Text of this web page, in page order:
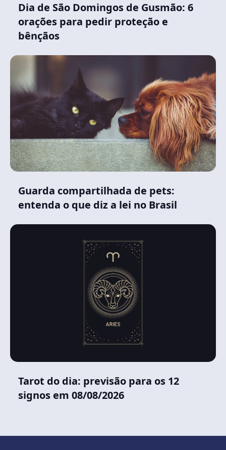
Dia de São Domingos de Gusmão: 6
orações para pedir proteção e
bênçãos
Guarda compartilhada de pets:
entenda o que diz a lei no Brasil
Tarot do dia: previsão para os 12
signos em 08/08/2026